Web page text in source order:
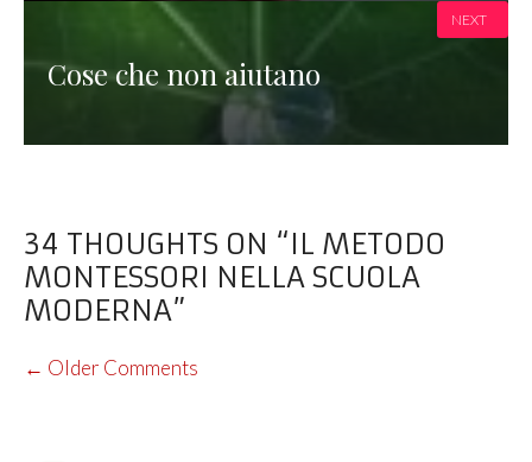
Cose che non aiutano
NEXT
34 THOUGHTS ON “IL METODO
MONTESSORI NELLA SCUOLA
MODERNA”
COMMENT
← Older Comments